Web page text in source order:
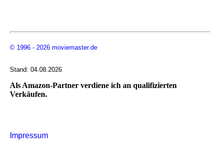
© 1996 - 2026 moviemaster.de
Stand: 04.08.2026
Als Amazon-Partner verdiene ich an qualifizierten
Verkäufen.
Impressum